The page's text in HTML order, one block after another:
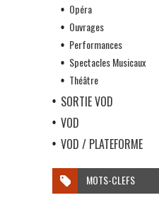
Opéra
Ouvrages
Performances
Spectacles Musicaux
Théâtre
SORTIE VOD
VOD
VOD / PLATEFORME
MOTS-CLEFS